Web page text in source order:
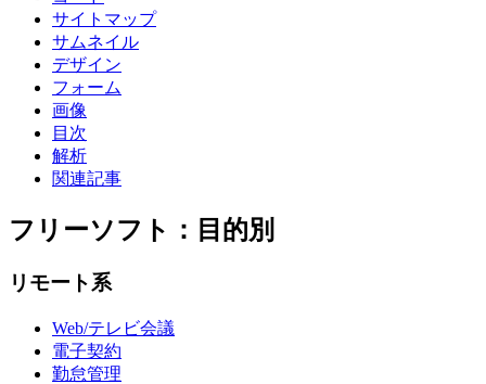
サイトマップ
サムネイル
デザイン
フォーム
画像
目次
解析
関連記事
フリーソフト：目的別
リモート系
Web/テレビ会議
電子契約
勤怠管理